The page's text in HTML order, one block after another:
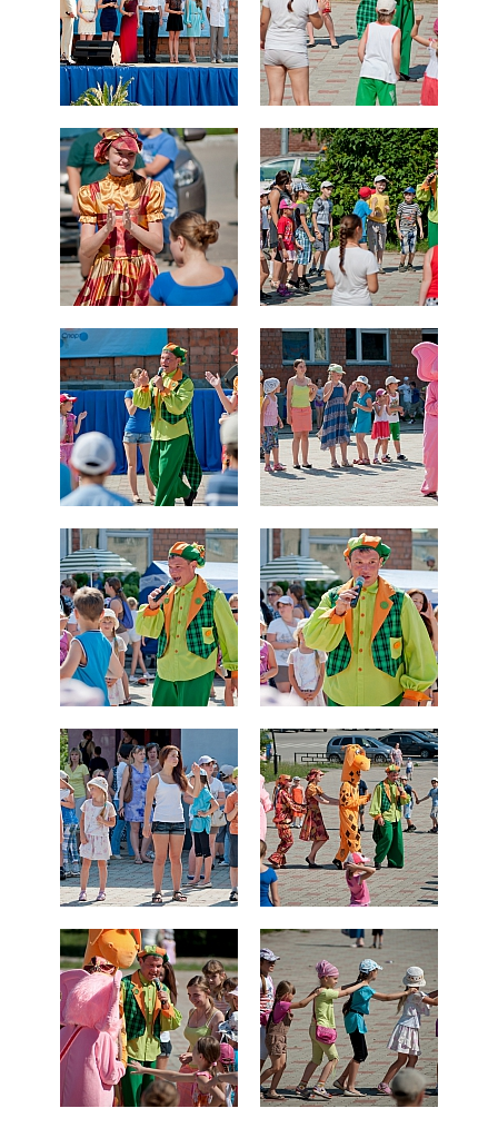
СПРАВКА
КАМЕРЫ
КОНКУРСЫ
СТАТЬИ
ГОЛОСОВАНИЯ
ПРЕДЛОЖИТЬ НОВОСТЬ
ФОТО